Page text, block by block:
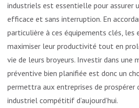
industriels est essentielle pour assurer
efficace et sans interruption. En
particulière à ces équipements clés, les
maximiser leur productivité tout en
vie de leurs broyeurs. Investir dans une
préventive bien planifiée est donc un
permettra aux entreprises de prospérer
industriel compétitif d’aujourd’hui.